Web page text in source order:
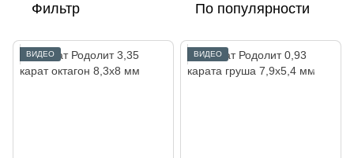
Фильтр По популярности
ВИДЕО ВИДЕО